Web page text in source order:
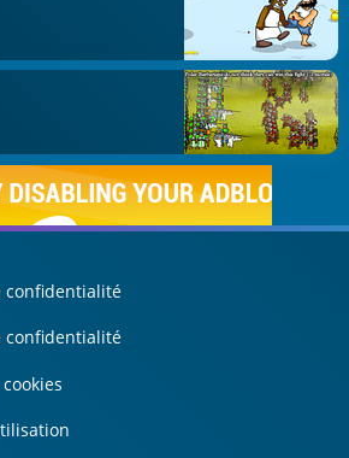
confidentialité
confidentialité